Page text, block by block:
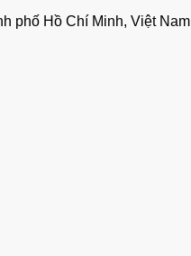
phố Hồ Chí Minh, Việt Nam